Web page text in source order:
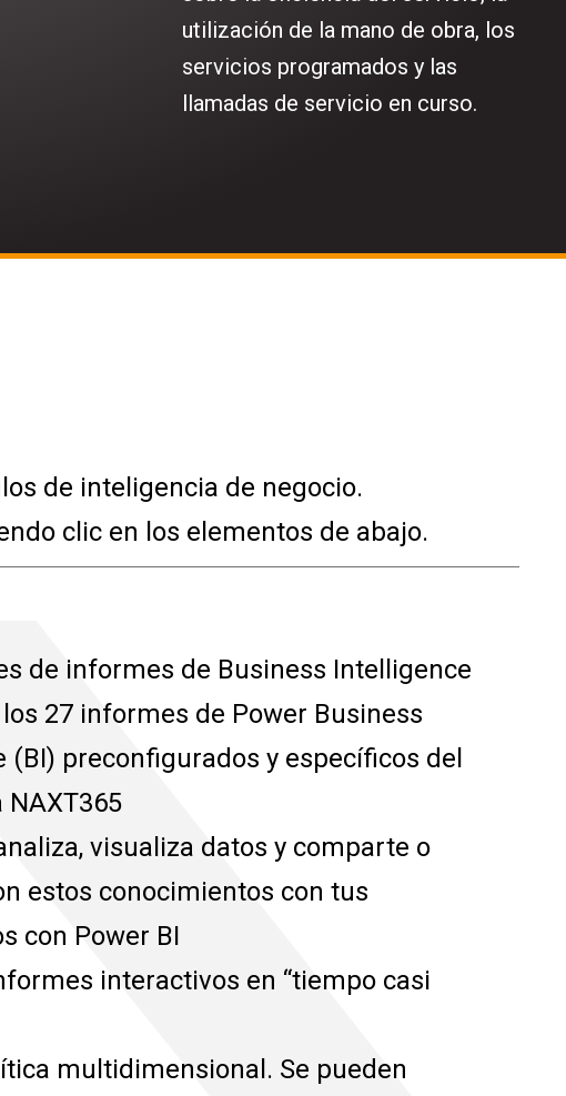
utilización de la mano de obra, los
servicios programados y las
llamadas de servicio en curso.
de inteligencia de negocio.
clic en los elementos de abajo.
de informes de Business Intelligence
27 informes de Power Business
(BI) preconfigurados y específicos del
NAXT365
visualiza datos y comparte o
estos conocimientos con tus
con Power BI
interactivos en “tiempo casi
multidimensional. Se pueden